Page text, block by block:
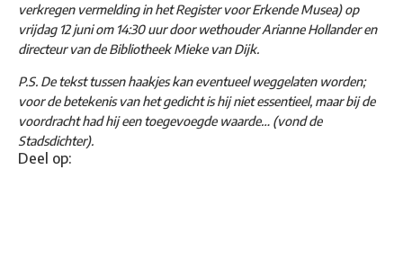
verkregen vermelding in het Register voor Erkende Musea) op
vrijdag 12 juni om 14:30 uur door wethouder Arianne Hollander en
directeur van de Bibliotheek Mieke van Dijk.
P.S. De tekst tussen haakjes kan eventueel weggelaten worden;
voor de betekenis van het gedicht is hij niet essentieel, maar bij de
voordracht had hij een toegevoegde waarde… (vond de
Stadsdichter).
Deel op: